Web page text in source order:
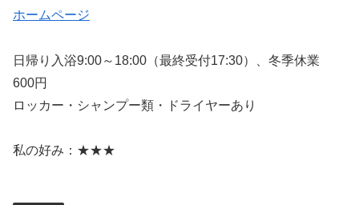
ホームページ
日帰り入浴9:00～18:00（最終受付17:30）、冬季休業
600円
ロッカー・シャンプー類・ドライヤーあり
私の好み：★★★